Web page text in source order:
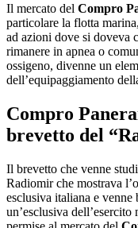
Il mercato del Compro
particolare la flotta
ad azioni dove si doveva
rimanere in apnea o
ossigeno, divenne un
dell’equipaggiamento
Compro
brevetto del
Il brevetto che venne
Radiomir che mostrava
esclusiva italiana e
un’esclusiva